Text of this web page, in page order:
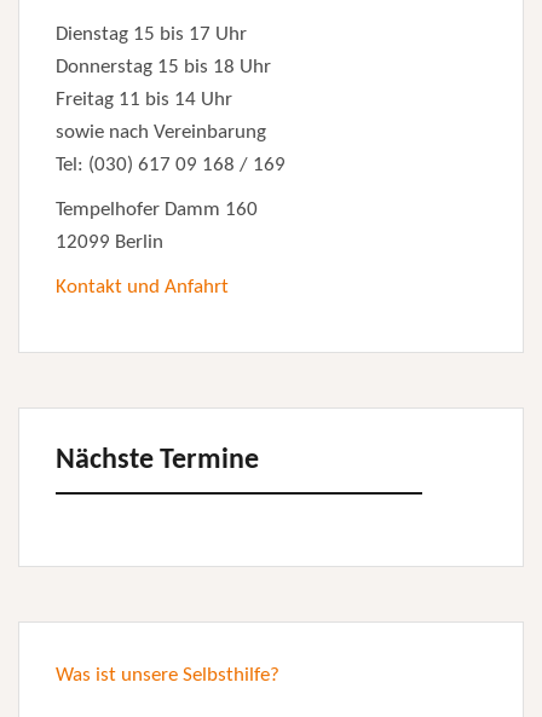
Dienstag 15 bis 17 Uhr
Donnerstag 15 bis 18 Uhr
Freitag 11 bis 14 Uhr
sowie nach Vereinbarung
Tel: (030) 617 09 168 / 169
Tempelhofer Damm 160
12099 Berlin
Kontakt und Anfahrt
Nächste Termine
Was ist unsere Selbsthilfe?